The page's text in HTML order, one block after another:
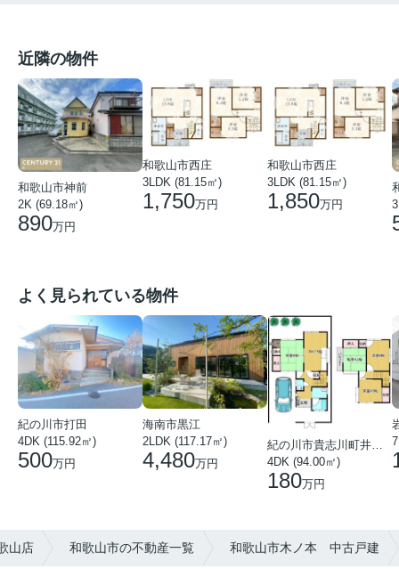
近隣の物件
和歌山市神前
2K (69.18㎡)
890万円
和歌山市西庄
3LDK (81.15㎡)
1,750万円
和歌山市西庄
3LDK (81.15㎡)
1,850万円
よく見られている物件
紀の川市打田
4DK (115.92㎡)
500万円
海南市黒江
2LDK (117.17㎡)
4,480万円
4DK (94.00㎡)
180万円
山店 和歌山市の不動産一覧 和歌山市木ノ本 中古戸建